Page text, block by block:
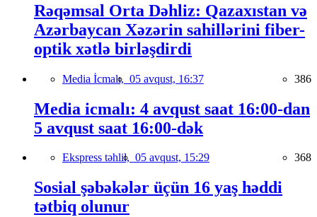
Rəqəmsal Orta Dəhliz: Qazaxıstan və
Azərbaycan Xəzərin sahillərini fiber-
optik xətlə birləşdirdi
Media İcmalı, 05 avqust, 16:37 386
Media icmalı: 4 avqust saat 16:00-dan
5 avqust saat 16:00-dək
Ekspress təhlil, 05 avqust, 15:29 368
Sosial şəbəkələr üçün 16 yaş həddi
tətbiq olunur